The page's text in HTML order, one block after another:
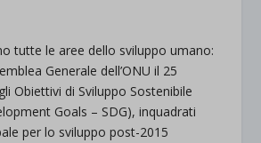
tutte le aree dello sviluppo umano:
Generale dell’ONU il 25
Obiettivi di Sviluppo Sostenibile
Goals – SDG), inquadrati
per lo sviluppo post-2015